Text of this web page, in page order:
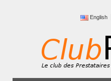
English